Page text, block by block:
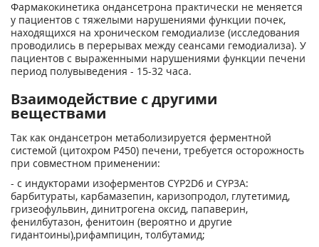
Фармакокинетика ондансетрона практически не меняется
у пациентов с тяжелыми нарушениями функции почек,
находящихся на хроническом гемодиализе (исследования
проводились в перерывах между сеансами гемодиализа). У
пациентов с выраженными нарушениями функции печени
период полувыведения - 15-32 часа.
Взаимодействие с другими
веществами
Так как ондансетрон метаболизируется ферментной
системой (цитохром Р450) печени, требуется осторожность
при совместном применении:
- с индукторами изоферментов CYP2D6 и CYP3A:
барбитураты, карбамазепин, каризопродол, глутетимид,
гризеофульвин, динитрогена оксид, папаверин,
фенилбутазон, фенитоин (вероятно и другие
гидантоины),рифампицин, толбутамид;